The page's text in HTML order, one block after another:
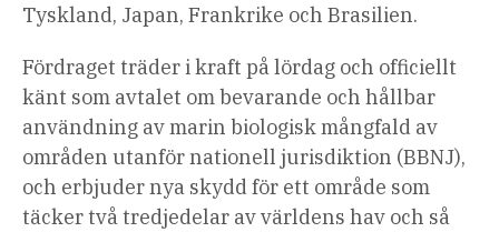
Tyskland, Japan, Frankrike och Brasilien.
Fördraget träder i kraft på lördag och officiellt
känt som avtalet om bevarande och hållbar
användning av marin biologisk mångfald av
områden utanför nationell jurisdiktion (BBNJ),
och erbjuder nya skydd för ett område som
täcker två tredjedelar av världens hav och så